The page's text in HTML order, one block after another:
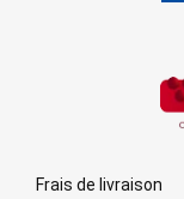
Frais de livraison